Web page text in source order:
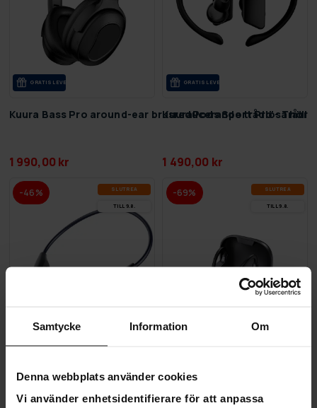
Samtycke Information Om
Denna webbplats använder cookies
Vi använder enhetsidentifierare för att anpassa
GRA­TIS LE­VE­RANS
Kuura Bass Pro around-ear brusreducerande trådlösa
1 990,00 kr
GRA­TIS LE­VE­RANS
KuuraPods Sport Pro -
1 490,00 kr
-46% SLUT­REA
TILL 9.8.
-69% SLUT­REA
TILL 9.8.